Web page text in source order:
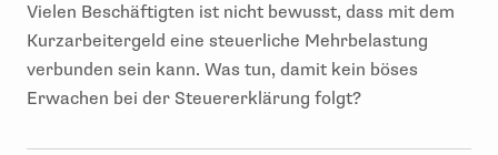
Vielen Beschäftigten ist nicht bewusst, dass mit dem
Kurzarbeitergeld eine steuerliche Mehrbelastung
verbunden sein kann. Was tun, damit kein böses
Erwachen bei der Steuererklärung folgt?